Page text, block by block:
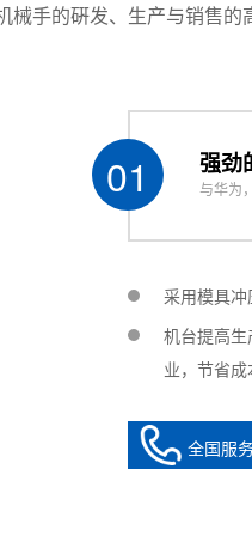
display
存储记忆
dispensing statistics
hg
per minute
械手的硏发、生产与销售的
01 强劲
与华为
采用模具冲
机台提高
业，节省成
全国服